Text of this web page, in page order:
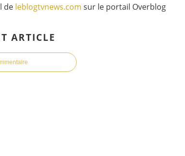
de leblogtvnews.com sur le portail Overblog
ARTICLE